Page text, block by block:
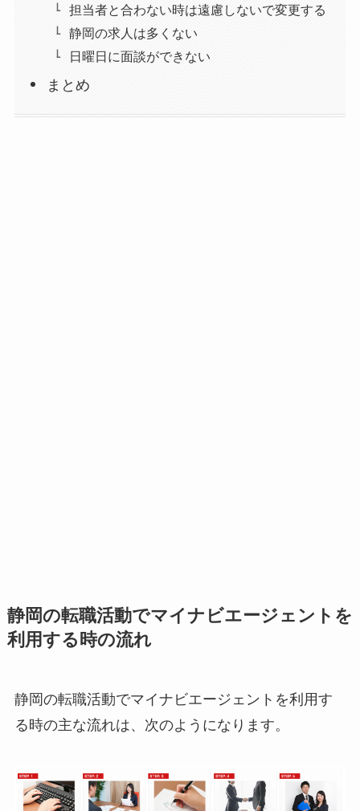
担当者と合わない時は遠慮しないで変更する
静岡の求人は多くない
日曜日に面談ができない
まとめ
静岡の転職活動でマイナビエージェントを
利用する時の流れ
静岡の転職活動でマイナビエージェントを利用す
る時の主な流れは、次のようになります。